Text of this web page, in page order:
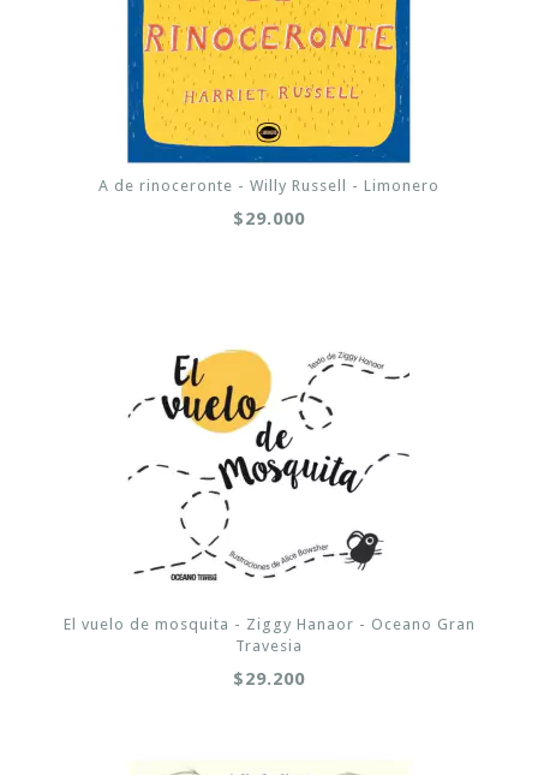
A de rinoceronte - Willy Russell - Limonero
$29.000
El vuelo de mosquita - Ziggy Hanaor - Oceano Gran
Travesia
$29.200